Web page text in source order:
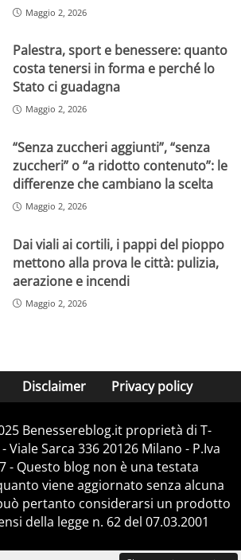
Maggio 2, 2026
Palestra, sport e benessere: quanto
costa tenersi in forma e perché lo
Stato ci guadagna
Maggio 2, 2026
“Senza zuccheri aggiunti”, “senza
zuccheri” o “a ridotto contenuto”: le
differenze che cambiano la scelta
Maggio 2, 2026
Dai viali ai cortili, i pappi del pioppo
mettono alla prova le città: pulizia,
aerazione e incendi
Maggio 2, 2026
Disclaimer Privacy policy
Benessereblog.it proprietà di T-
Viale Sarca 336 20126 Milano - P.Iva
- Questo blog non è una testata
viene aggiornato senza alcuna
pertanto considerarsi un prodotto
della legge n. 62 del 07.03.2001